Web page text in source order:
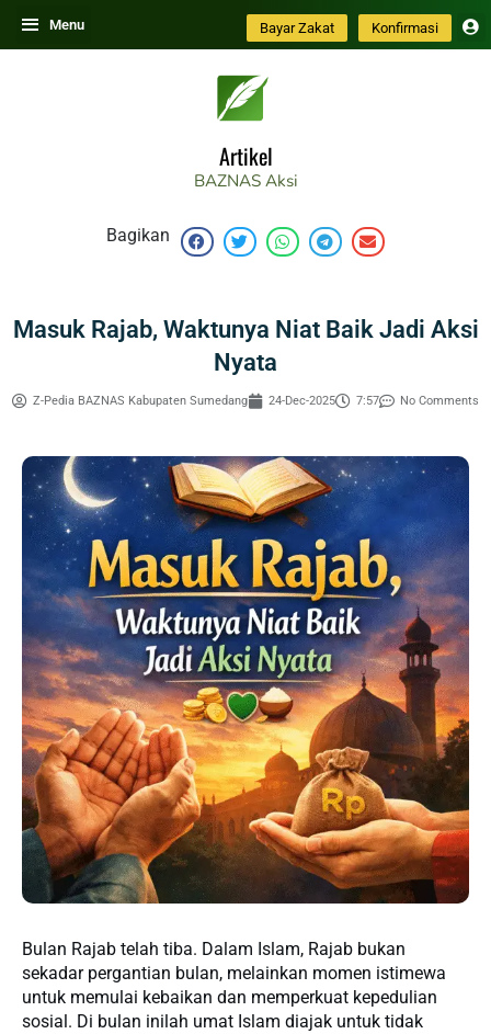
Skip
to
Menu Bayar Zakat Konfirmasi
Artikel
BAZNAS Aksi
Bagikan
Masuk Rajab, Waktunya Niat Baik Jadi Aksi
Nyata
Z-Pedia BAZNAS Kabupaten Sumedang 24-Dec-2025 7:57 No Comments
Bulan Rajab telah tiba. Dalam Islam, Rajab bukan
sekadar pergantian bulan, melainkan momen istimewa
untuk memulai kebaikan dan memperkuat kepedulian
sosial. Di bulan inilah umat Islam diajak untuk tidak